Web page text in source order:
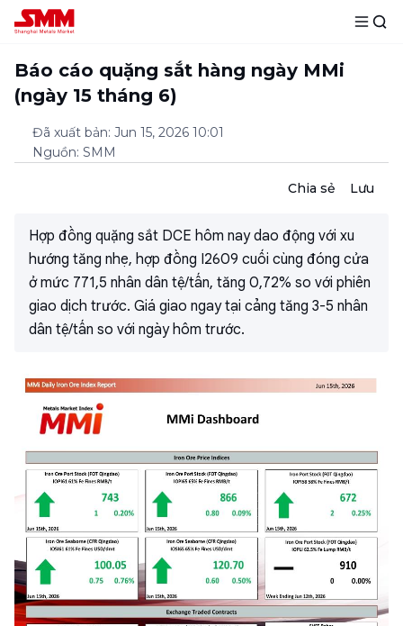
Báo cáo quặng sắt hàng ngày MMi
(ngày 15 tháng 6)
Đã xuất bản: Jun 15, 2026 10:01
Nguồn: SMM
Chia sẻ Lưu
Hợp đồng quặng sắt DCE hôm nay dao động với xu
hướng tăng nhẹ, hợp đồng I2609 cuối cùng đóng cửa
ở mức 771,5 nhân dân tệ/tấn, tăng 0,72% so với phiên
giao dịch trước. Giá giao ngay tại cảng tăng 3-5 nhân
dân tệ/tấn so với ngày hôm trước.